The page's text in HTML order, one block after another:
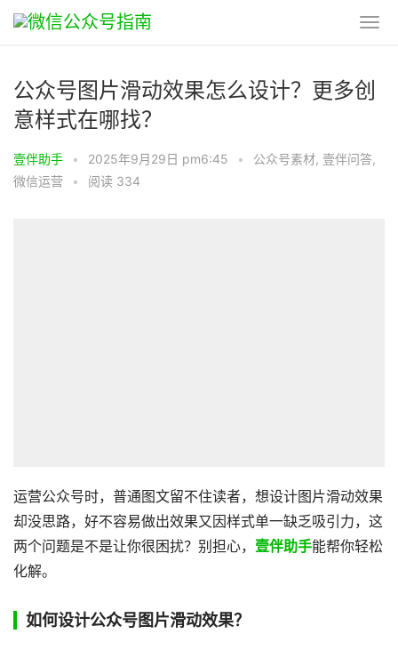
公众号图片滑动效果怎么设计？更多创
意样式在哪找？
壹伴助手 • 2025年9月29日 pm6:45 • 公众号素材, 壹伴问答,
微信运营
• 阅读 334
运营公众号时，普通图文留不住读者，想设计图片滑动效果
却没思路，好不容易做出效果又因样式单一缺乏吸引力，这
两个问题是不是让你很困扰？别担心， 壹伴助手能帮你轻松
化解。
如何设计公众号图片滑动效果？